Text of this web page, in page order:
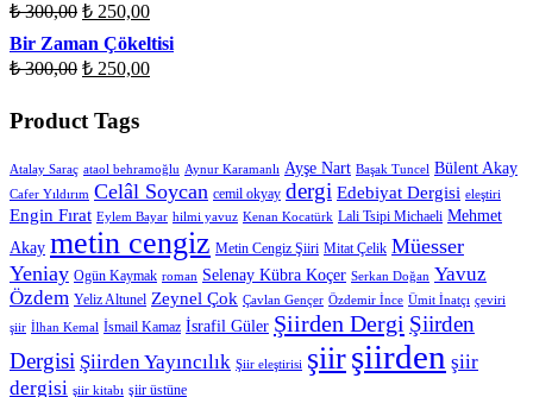
Rated4.50
out of 5
₺300,00 ₺ 250,00
Bir Zaman Çökeltisi
₺300,00 ₺ 250,00
Product Tags
Atalay Saraç ataol behramoğlu Aynur Karamanlı Ayşe Nart Başak Tuncel Bülent Akay
Cafer Yıldırım Celâl Soycan cemil okyay dergi Edebiyat Dergisi eleştiri
Engin Fırat Eylem Bayar hilmi yavuz Kenan Kocatürk Lali Tsipi Michaeli Mehmet
Akay metin cengiz Metin Cengiz Şiiri Mitat Çelik Müesser
Yeniay Ogün Kaymak roman Selenay Kübra Koçer Serkan Doğan Yavuz
Özdem Yeliz Altunel Zeynel Çok Çavlan Gençer Özdemir İnce Ümit İnatçı çeviri
şiir İlhan Kemal İsmail Kamaz İsrafil Güler Şiirden Dergi Şiirden
Dergisi Şiirden Yayıncılık Şiir eleştirisi şiirşiirden şiir
dergisi şiir kitabı şiir üstüne